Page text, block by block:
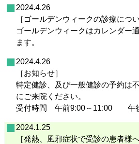
2024.4.26
［ゴールデンウィークの診療につい
ゴールデンウィークはカレンダー
ます。
2024.4.26
［お知らせ］
特定健診、及び一般健診の予約は
にご来院ください。
受付時間 午前9:00～11:00 午
2024.1.25
［発熱、風邪症状で受診の患者様へ